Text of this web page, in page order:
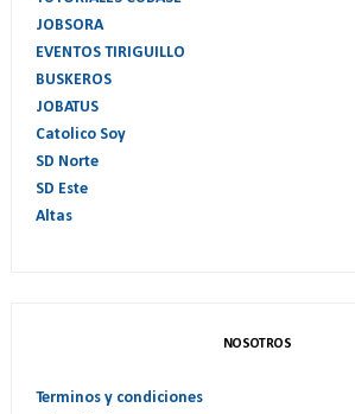
JOBSORA
EVENTOS TIRIGUILLO
BUSKEROS
JOBATUS
Catolico Soy
SD Norte
SD Este
Altas
NOSOTROS
Terminos y condiciones